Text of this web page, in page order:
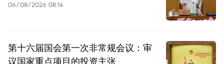
06/08/2026 08:14
第十六届国会第一次非常规会议：审
议国家重点项目的投资主张